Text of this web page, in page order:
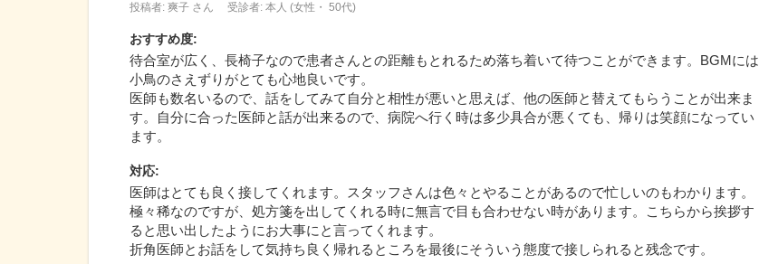
投稿者: 爽子 さん
受診者: 本人 (女性・ 50代)
おすすめ度:
待合室が広く、長椅子なので患者さんとの距離もとれるため落ち着いて待つことができます。BGMには
小鳥のさえずりがとても心地良いです。
医師も数名いるので、話をしてみて自分と相性が悪いと思えば、他の医師と替えてもらうことが出来ま
す。自分に合った医師と話が出来るので、病院へ行く時は多少具合が悪くても、帰りは笑顔になってい
ます。
対応:
医師はとても良く接してくれます。スタッフさんは色々とやることがあるので忙しいのもわかります。
極々稀なのですが、処方箋を出してくれる時に無言で目も合わせない時があります。こちらから挨拶す
ると思い出したようにお大事にと言ってくれます。
折角医師とお話をして気持ち良く帰れるところを最後にそういう態度で接しられると残念です。